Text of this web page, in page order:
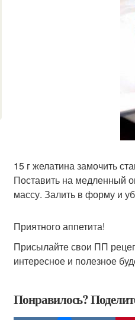
15 г желатина замочить
Поставить на медленный
массу. Залить в форму и
Приятного аппетита!
Присылайте свои ПП
интересное и полезное
Понравилось?